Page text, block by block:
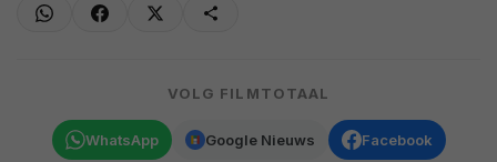
VOLG FILMTOTAAL
WhatsApp Google Nieuws Facebook